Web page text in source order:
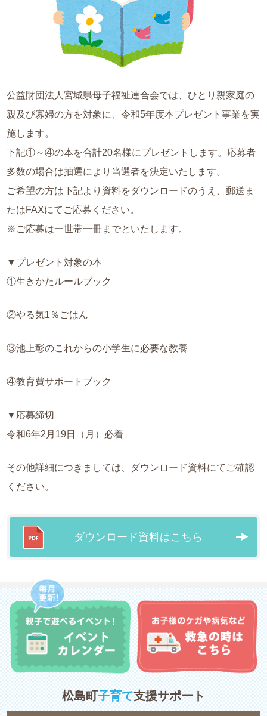
公益財団法人宮城県母子福祉連合会では、ひとり親家庭の
親及び寡婦の方を対象に、令和5年度本プレゼント事業を実
施します。
下記①～④の本を合計20名様にプレゼントします。応募者
多数の場合は抽選により当選者を決定いたします。
ご希望の方は下記より資料をダウンロードのうえ、郵送ま
たはFAXにてご応募ください。
※ご応募は一世帯一冊までといたします。
▼プレゼント対象の本
①生きかたルールブック
②やる気1％ごはん
③池上彰のこれからの小学生に必要な教養
④教育費サポートブック
▼応募締切
令和6年2月19日（月）必着
その他詳細につきましては、ダウンロード資料にてご確認
ください。
ダウンロード資料はこちら
松島町子育て支援サポート